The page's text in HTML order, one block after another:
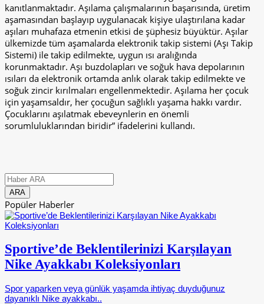
kanıtlanmaktadır. Aşılama çalışmalarının başarısında, üretim
aşamasından başlayıp uygulanacak kişiye ulaştırılana kadar
aşıları muhafaza etmenin etkisi de şüphesiz büyüktür. Aşılar
ülkemizde tüm aşamalarda elektronik takip sistemi (Aşı Takip
Sistemi) ile takip edilmekte, uygun ısı aralığında
korunmaktadır. Aşı buzdolapları ve soğuk hava depolarının
ısıları da elektronik ortamda anlık olarak takip edilmekte ve
soğuk zincir kırılmaları engellenmektedir. Aşılama her çocuk
için yaşamsaldır, her çocuğun sağlıklı yaşama hakkı vardır.
Çocuklarını aşılatmak ebeveynlerin en önemli
sorumluluklarından biridir” ifadelerini kullandı.
Popüler Haberler
Sportive’de Beklentilerinizi Karşılayan
Nike Ayakkabı Koleksiyonları
Spor yaparken veya günlük yaşamda ihtiyaç duyduğunuz
dayanıklı Nike ayakkabı..